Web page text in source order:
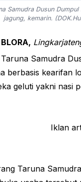
Samudra Dusun
jagung, kemarin.
BLORA,
Samudra
berbasis kearifan
geluti yakni nasi
Taruna